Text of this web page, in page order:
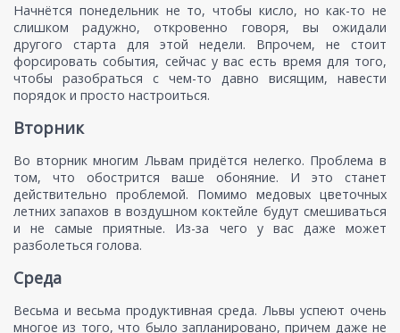
Начнётся понедельник не то, чтобы кисло, но как-то не
слишком радужно, откровенно говоря, вы ожидали
другого старта для этой недели. Впрочем, не стоит
форсировать события, сейчас у вас есть время для того,
чтобы разобраться с чем-то давно висящим, навести
порядок и просто настроиться.
Вторник
Во вторник многим Львам придётся нелегко. Проблема в
том, что обострится ваше обоняние. И это станет
действительно проблемой. Помимо медовых цветочных
летних запахов в воздушном коктейле будут смешиваться
и не самые приятные. Из-за чего у вас даже может
разболеться голова.
Среда
Весьма и весьма продуктивная среда. Львы успеют очень
многое из того, что было запланировано, причем даже не